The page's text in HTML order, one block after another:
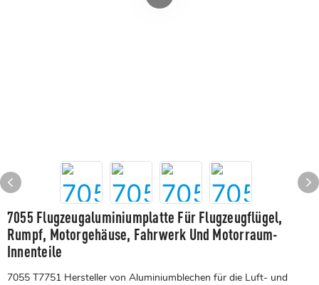
7055 Flugzeugaluminiumplatte Für Flugzeugflügel,
Rumpf, Motorgehäuse, Fahrwerk Und Motorraum-
Innenteile
7055 T7751 Hersteller von Aluminiumblechen für die Luft- und